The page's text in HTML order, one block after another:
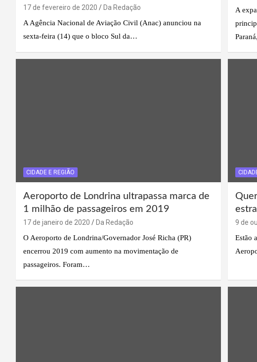
17 de fevereiro de 2020
Da Redação
A Agência Nacional de Aviação Civil (Anac) anunciou na
sexta-feira (14) que o bloco Sul da…
A
CIDADE E REGIÃO
Aeroporto de Londrina ultrapassa marca de
1 milhão de passageiros em 2019
17 de janeiro de 2020
Da Redação
O Aeroporto de Londrina/Governador José Richa (PR)
encerrou 2019 com aumento na movimentação de
passageiros. Foram…
9 de
Estão